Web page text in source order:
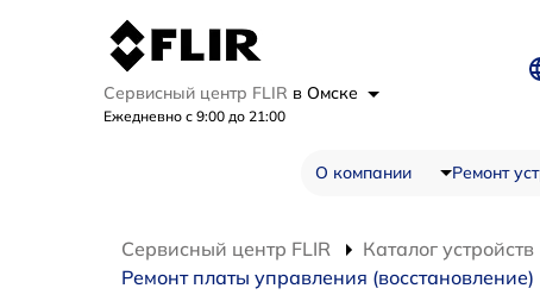
Сервисный центр FLIR в Омске
Ежедневно с 9:00 до 21:00
О компании Ремонт
Сервисный центр FLIR Каталог устройств
Ремонт платы управления (восстановление)